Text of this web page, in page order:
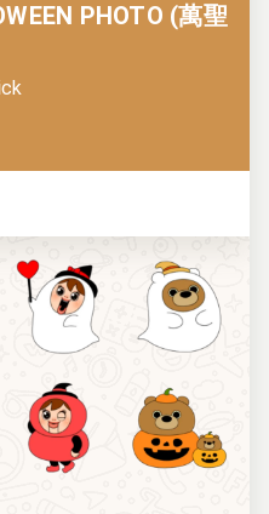
PHOTO (萬聖